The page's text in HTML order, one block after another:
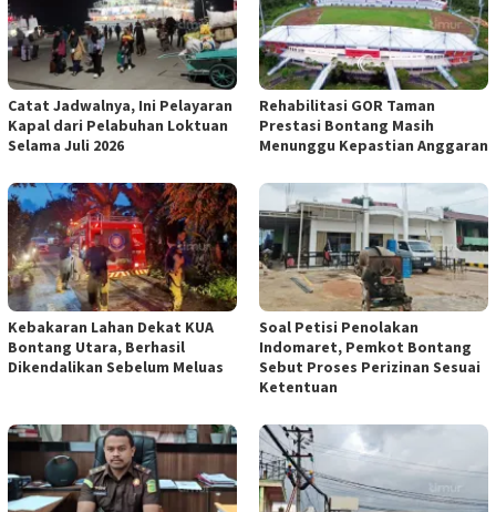
Catat Jadwalnya, Ini Pelayaran
Kapal dari Pelabuhan Loktuan
Selama Juli 2026
Rehabilitasi GOR Taman
Prestasi Bontang Masih
Menunggu Kepastian Anggaran
Kebakaran Lahan Dekat KUA
Bontang Utara, Berhasil
Dikendalikan Sebelum Meluas
Soal Petisi Penolakan
Indomaret, Pemkot Bontang
Sebut Proses Perizinan Sesuai
Ketentuan